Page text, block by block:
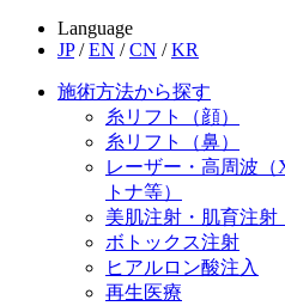
Language
JP / EN / CN / KR
施術方法から探す
糸リフト（顔）
糸リフト（鼻）
レーザー・高周波
トナ等）
美肌注射・肌育注射
ボトックス注射
ヒアルロン酸注入
再生医療